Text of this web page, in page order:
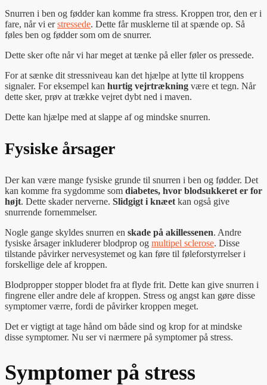
Snurren i ben og fødder kan komme fra stress. Kroppen tror, den er i
fare, når vi erstressede. Dette får musklerne til at spænde op. Så
føles ben og fødder som om de snurrer.
Dette sker ofte når vi har meget at tænke på eller føler os pressede.
For at sænke dit stressniveau kan det hjælpe at lytte til kroppens
signaler. For eksempel kan hurtig vejrtrækning være et tegn. Når
dette sker, prøv at trække vejret dybt ned i maven.
Dette kan hjælpe med at slappe af og mindske snurren.
Fysiske årsager
Der kan være mange fysiske grunde til snurren i ben og fødder. Det
kan komme fra sygdomme som diabetes, hvor blodsukkeret er for
højt. Dette skader nerverne. Slidgigt i knæet kan også give
snurrende fornemmelser.
Nogle gange skyldes snurren en skade på akillessenen. Andre
fysiske årsager inkluderer blodprop og multipel sclerose. Disse
tilstande påvirker nervesystemet og kan føre til føleforstyrrelser i
forskellige dele af kroppen.
Blodpropper stopper blodet fra at flyde frit. Dette kan give snurren i
fingrene eller andre dele af kroppen. Stress og angst kan gøre disse
symptomer værre, fordi de påvirker kroppen meget.
Det er vigtigt at tage hånd om både sind og krop for at mindske
disse symptomer. Nu ser vi nærmere på symptomer på stress.
Symptomer på stress